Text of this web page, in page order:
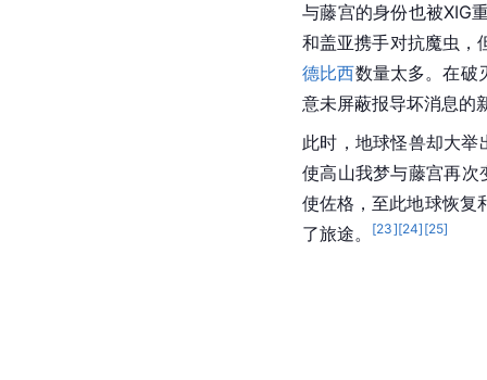
与藤宫的身份也被XIG
和盖亚携手对抗魔虫，
德比西数量太多。在破
意未屏蔽报导坏消息的
此时，地球怪兽却大举
使高山我梦与藤宫再
使佐格，至此地球恢复
了旅途。
[23][24] [25]